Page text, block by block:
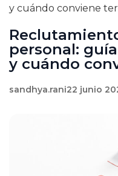
y cuándo conviene
personal:
y cuándo
sandhya.rani22 junio